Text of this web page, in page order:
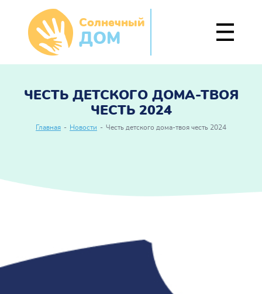
Солнечный
ДОМ
ЧЕСТЬ ДЕТСКОГО ДОМА-ТВОЯ
ЧЕСТЬ 2024
Главная - Новости - Честь детского дома-твоя честь 2024